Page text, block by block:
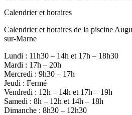
Calendrier et horaires
Calendrier et horaires de la piscine
sur-Marne
Lundi : 11h30 – 14h et 17h – 18h30
Mardi : 17h – 20h
Mercredi : 9h30 – 17h
Jeudi : Fermé
Vendredi : 12h – 14h et 17h – 19h
Samedi : 8h – 12h et 14h – 18h
Dimanche : 8h30 – 12h30